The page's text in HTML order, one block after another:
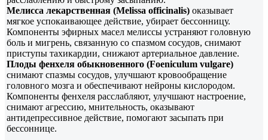
Мелисса лекарственная (Melissa officinalis) оказывает
мягкое успокаивающее действие, убирает бессонницу.
Компоненты эфирных масел мелиссы устраняют головную
боль и мигрень, связанную со спазмом сосудов, снимают
приступы тахикардии, снижают артериальное давление.
Плоды фенхеля обыкновенного (Foeniculum vulgare)
снимают спазмы сосудов, улучшают кровообращение
головного мозга и обеспечивают нейроны кислородом.
Компоненты фенхеля расслабляют, улучшают настроение,
снимают агрессию, мнительность, оказывают
антидепрессивное действие, помогают засыпать при
бессоннице.